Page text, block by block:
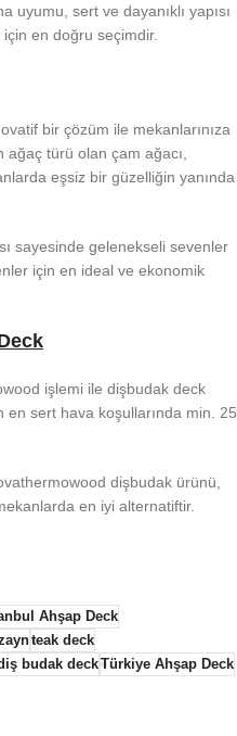
uyumu, sert ve dayanıklı yapısı
en doğru seçimdir.
bir çözüm ile mekanlarınıza
ağaç türü olan çam ağacı,
eşsiz bir güzelliğin yanında
sayesinde gelenekseli sevenler
için en ideal ve ekonomik
işlemi ile dişbudak deck
en sert hava koşullarında min. 25
dişbudak ürünü,
en iyi alternatiftir.
Ahşap Deck
teak deck
budak deckTürkiye Ahşap Deck